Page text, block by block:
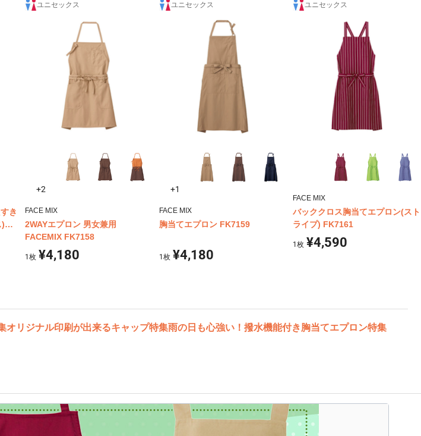
き
)
ユニセックス
+2
FACE MIX
2WAYエプロン 男女兼用
FACEMIX FK7158
1 枚 ¥4,180
ユニセックス
+1
FACE MIX
胸当てエプロン FK7159
1 枚 ¥4,180
ユニセックス
FACE MIX
バッククロス胸当てエプロン(スト
ライプ) FK7161
1枚 ¥4,590
オリジナル印刷が出来るキャップ特集雨の日も心強い！撥水機能付き胸当てエプロン特集